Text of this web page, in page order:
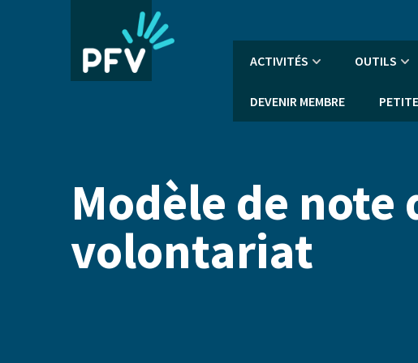
Navigation
ACTIVITÉS OUTILS
DEVENIR MEMBRE
Modèle de note
volontariat